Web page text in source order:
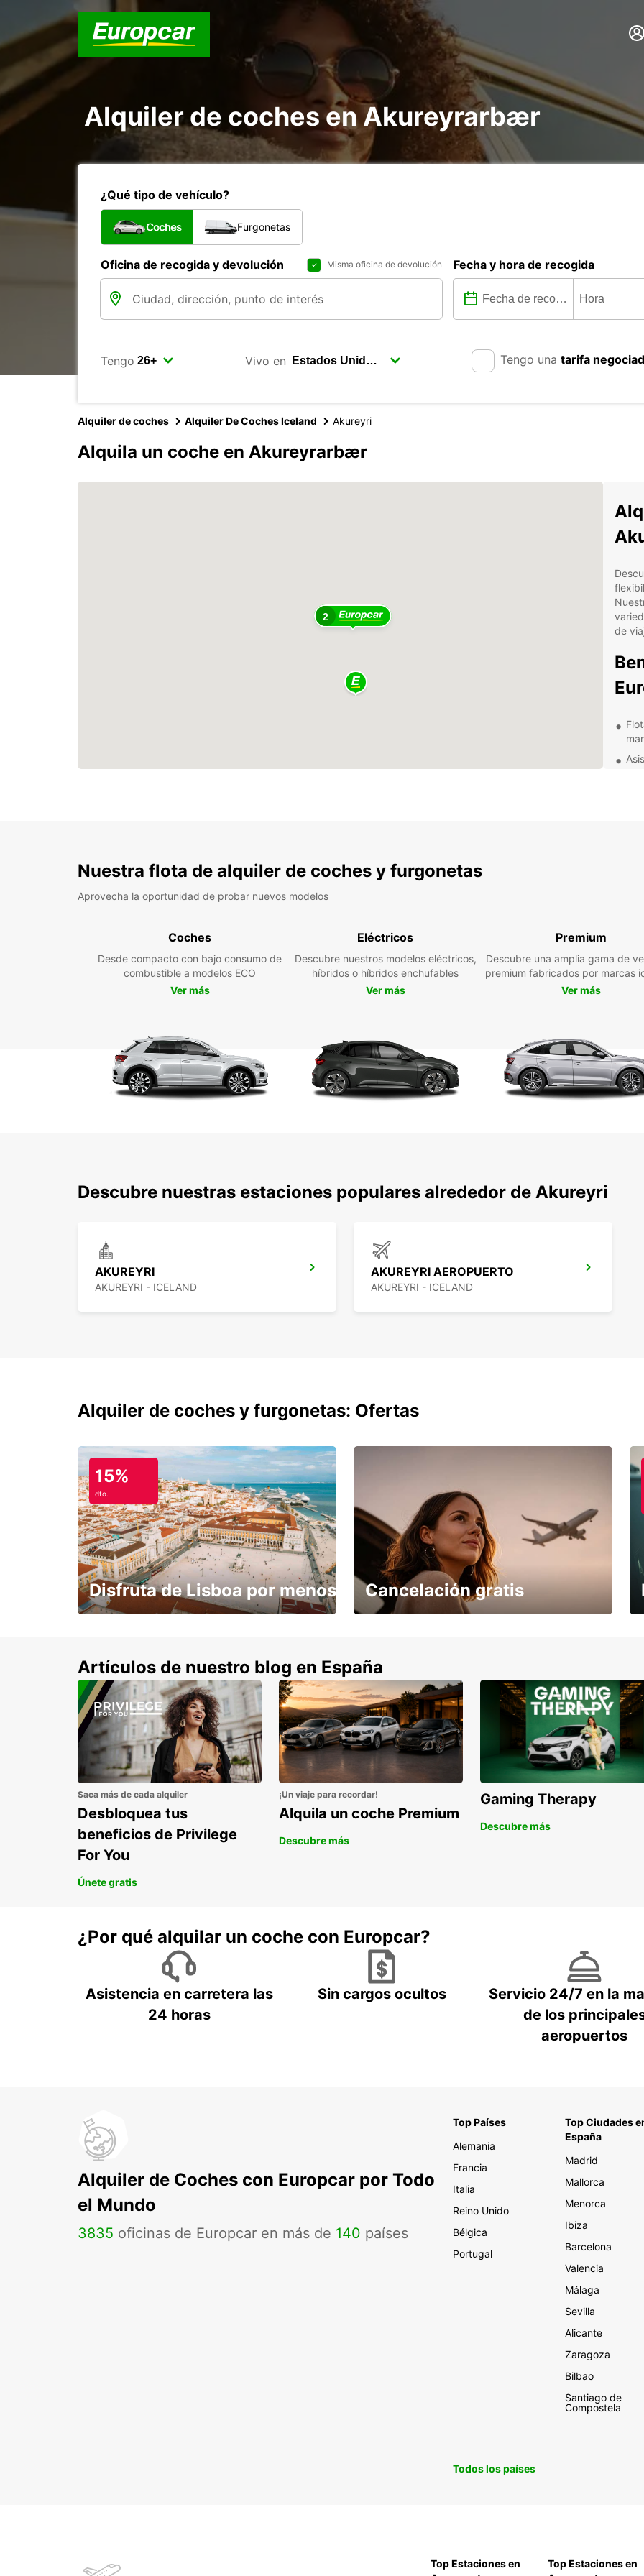
Alquiler de coches en Akureyrarbær
¿Qué tipo de vehículo?
Coches Furgonetas
Oficina de recogida y devolución Misma oficina de devolución Fecha y hora de recogida
Tengo Vivo en Tengo una tarifa
Alquiler de coches Alquiler De Coches Iceland Akureyri
Alquila un coche en Akureyrarbær
2
de
Ya
o por
¡No
vivir
Nuestra flota de alquiler de coches y furgonetas
Aprovecha la oportunidad de probar nuevos modelos
Coches
Desde compacto con bajo consumo de
combustible a modelos ECO
Ver más
Eléctricos
Descubre nuestros modelos eléctricos,
híbridos o híbridos enchufables
Ver más
Premium
Descubre una amplia gama de
premium fabricados por marcas
Ver más
Descubre nuestras estaciones populares alrededor de Akureyri
AKUREYRI
AKUREYRI - ICELAND
AKUREYRI AEROPUERTO
AKUREYRI - ICELAND
Alquiler de coches y furgonetas: Ofertas
15%
dto.
Disfruta de Lisboa por menos Cancelación gratis
Artículos de nuestro blog en España
Saca más de cada alquiler
Desbloquea tus
beneficios de Privilege
For You
Únete gratis
¡Un viaje para recordar!
Alquila un coche Premium
Descubre más
Gaming Therapy
Descubre más
¿Por qué alquilar un coche con Europcar?
Asistencia en carretera las
24 horas
Sin cargos ocultos
Servicio 24/7 en la
de los
aeropuertos
Alquiler de Coches con Europcar por Todo
el Mundo
3835 oficinas de Europcar en más de 140 países
Top Países
Alemania
Francia
Italia
Reino Unido
Bélgica
Portugal
Top Ciudades
España
Madrid
Mallorca
Menorca
Ibiza
Barcelona
Valencia
Málaga
Sevilla
Alicante
Zaragoza
Bilbao
Santiago de
Compostela
Todos los países
Top Estaciones en
Top Estaciones en